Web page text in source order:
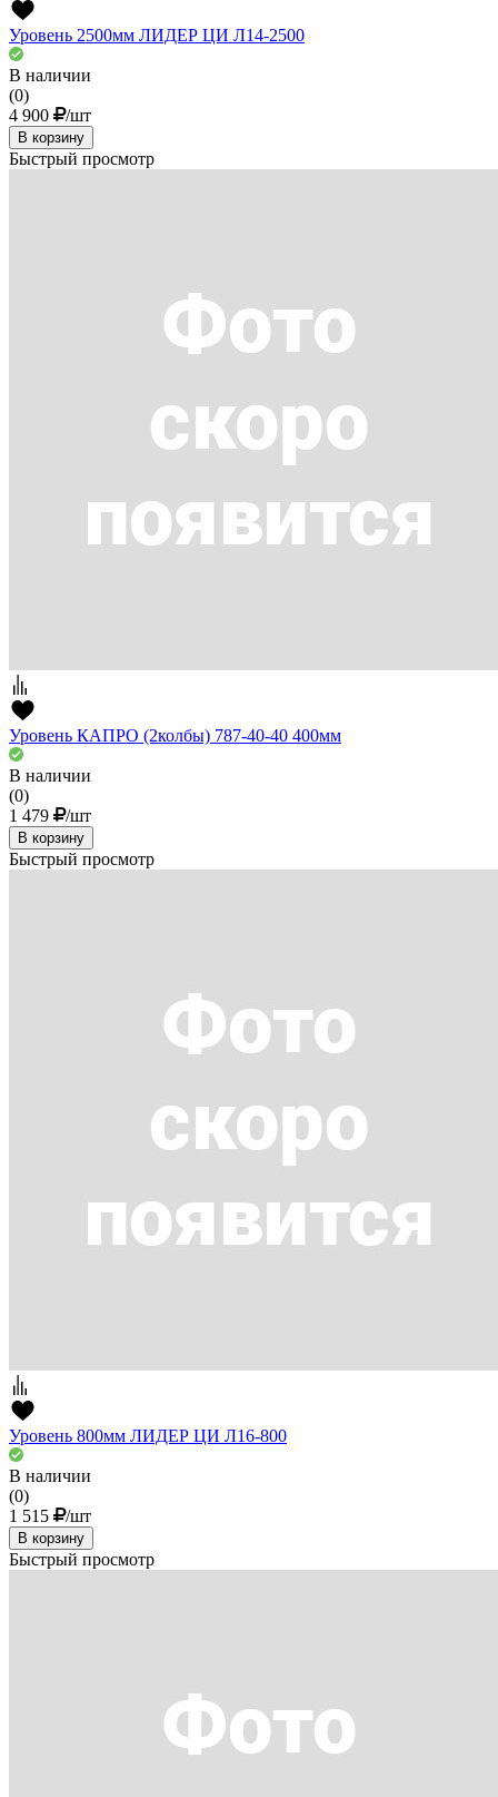
Уровень 2500мм ЛИДЕР ЦИ Л14-2500
В наличии
(0)
4 900
/шт
В корзину
Быстрый просмотр
Уровень КАПРО (2колбы) 787-40-40 400мм
В наличии
(0)
1 479
/шт
В корзину
Быстрый просмотр
Уровень 800мм ЛИДЕР ЦИ Л16-800
В наличии
(0)
1 515
/шт
В корзину
Быстрый просмотр